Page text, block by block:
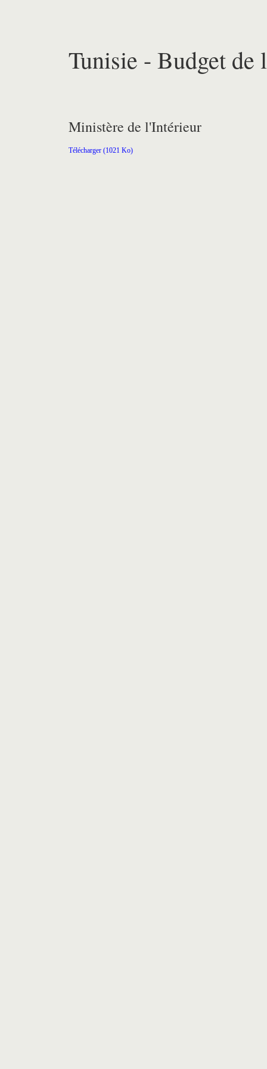
Tunisie - Budget de
Ministère de l'Intérieur
Télécharger (1021 Ko)